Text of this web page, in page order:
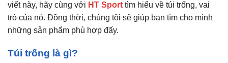
viết này, hãy cùng với HT Sport tìm hiểu về túi trống, vai
trò của nó. Đồng thời, chúng tôi sẽ giúp bạn tìm cho mình
những sản phẩm phù hợp đấy.
Túi trống là gì?